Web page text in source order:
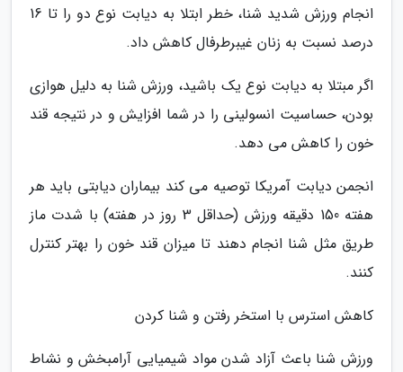
انجام ورزش شدید شنا، خطر ابتلا به دیابت نوع دو را تا 16
درصد نسبت به زنان غیبرطرفال کاهش داد.
اگر مبتلا به دیابت نوع یک باشید، ورزش شنا به دلیل هوازی
بودن، حساسیت انسولینی را در شما افزایش و در نتیجه قند
خون را کاهش می دهد.
انجمن دیابت آمریکا توصیه می کند بیماران دیابتی باید هر
هفته 150 دقیقه ورزش (حداقل 3 روز در هفته) با شدت ماز
طریق مثل شنا انجام دهند تا میزان قند خون را بهتر کنترل
کنند.
کاهش استرس با استخر رفتن و شنا کردن
ورزش شنا باعث آزاد شدن مواد شیمیایی آرامبخش و نشاط